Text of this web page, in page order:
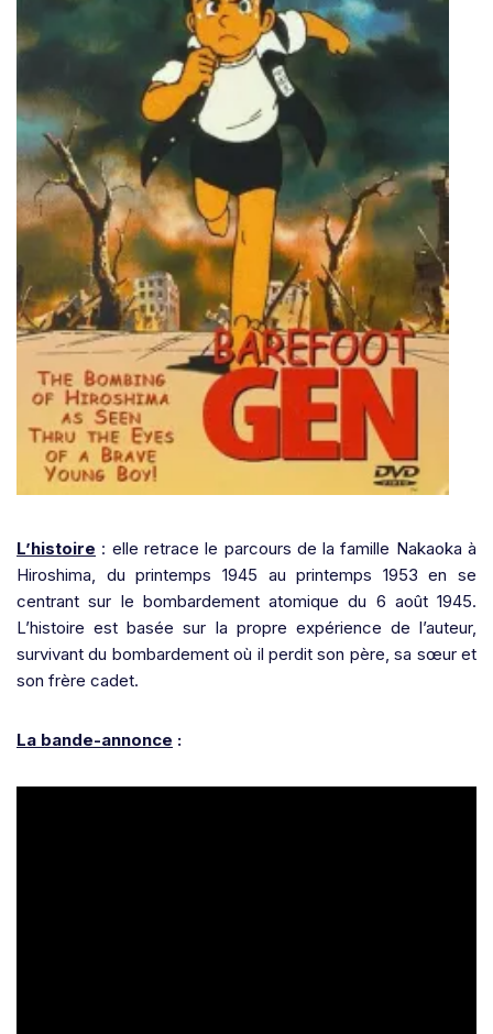
L’histoire : elle retrace le parcours de la famille Nakaoka à
Hiroshima, du printemps 1945 au printemps 1953 en se
centrant sur le bombardement atomique du 6 août 1945.
L’histoire est basée sur la propre expérience de l’auteur,
survivant du bombardement où il perdit son père, sa sœur et
son frère cadet.
La bande-annonce :